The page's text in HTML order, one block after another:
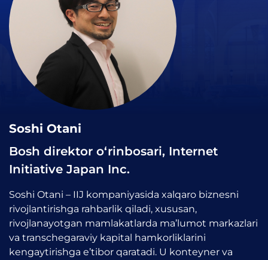
Soshi Otani
Bosh direktor o‘rinbosari, Internet
Initiative Japan Inc.
Soshi Otani – IIJ kompaniyasida xalqaro biznesni
rivojlantirishga rahbarlik qiladi, xususan,
rivojlanayotgan mamlakatlarda ma’lumot markazlari
va transchegaraviy kapital hamkorliklarini
kengaytirishga e’tibor qaratadi. U konteyner va